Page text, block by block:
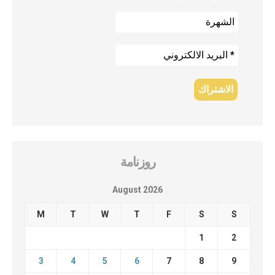
روزنامة
August 2026
M T W T F S S
1 2
3 4 5 6 7 8 9